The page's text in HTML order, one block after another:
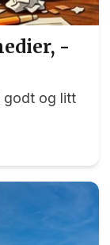
-
godt og litt